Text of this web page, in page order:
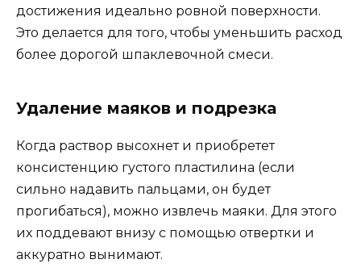
достижения идеально ровной поверхности.
Это делается для того, чтобы уменьшить расход
более дорогой шпаклевочной смеси.
Удаление маяков и подрезка
Когда раствор высохнет и приобретет
консистенцию густого пластилина (если
сильно надавить пальцами, он будет
прогибаться), можно извлечь маяки. Для этого
их поддевают внизу с помощью отвертки и
аккуратно вынимают.